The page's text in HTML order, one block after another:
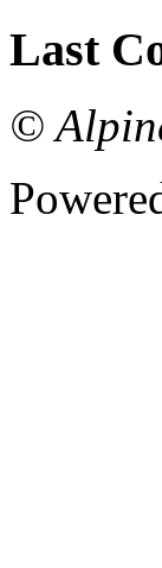
Last
©